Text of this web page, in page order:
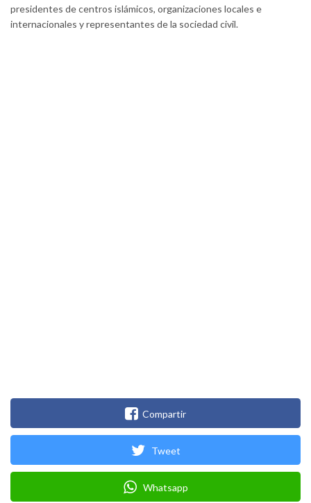
presidentes de centros islámicos, organizaciones locales e
internacionales y representantes de la sociedad civil.
Compartir
Tweet
Whatsapp